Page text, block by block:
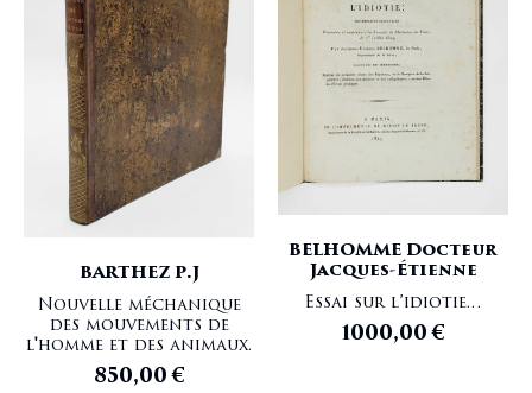
BARTHEZ P.J
Nouvelle méchanique
des mouvements de
l'homme et des animaux.
850,00€
BELHOMME Docteur
Jacques-Étienne
Essai sur l’idiotie…
1000,00€